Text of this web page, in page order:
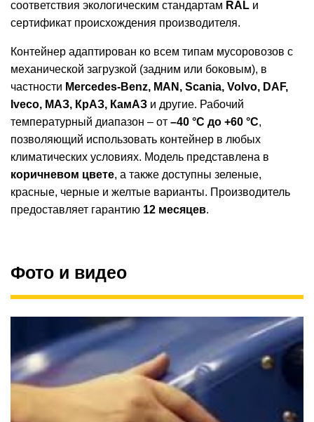
соответствия экологическим стандартам RAL и
сертификат происхождения производителя.
Контейнер адаптирован ко всем типам мусоровозов с
механической загрузкой (задним или боковым), в
частности Mercedes-Benz, MAN, Scania, Volvo, DAF,
Iveco, МАЗ, КрАЗ, КамАЗ и другие. Рабочий
температурный диапазон – от –40 °C до +60 °C,
позволяющий использовать контейнер в любых
климатических условиях. Модель представлена ​​в
коричневом цвете, а также доступны зеленые,
красные, черные и желтые варианты. Производитель
предоставляет гарантию 12 месяцев.
Фото и видео